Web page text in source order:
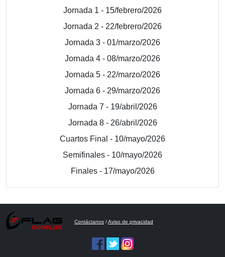
Jornada 1 - 15/febrero/2026
Jornada 2 - 22/febrero/2026
Jornada 3 - 01/marzo/2026
Jornada 4 - 08/marzo/2026
Jornada 5 - 22/marzo/2026
Jornada 6 - 29/marzo/2026
Jornada 7 - 19/abril/2026
Jornada 8 - 26/abril/2026
Cuartos Final - 10/mayo/2026
Semifinales - 10/mayo/2026
Finales - 17/mayo/2026
Contáctanos /Aviso de privacidad